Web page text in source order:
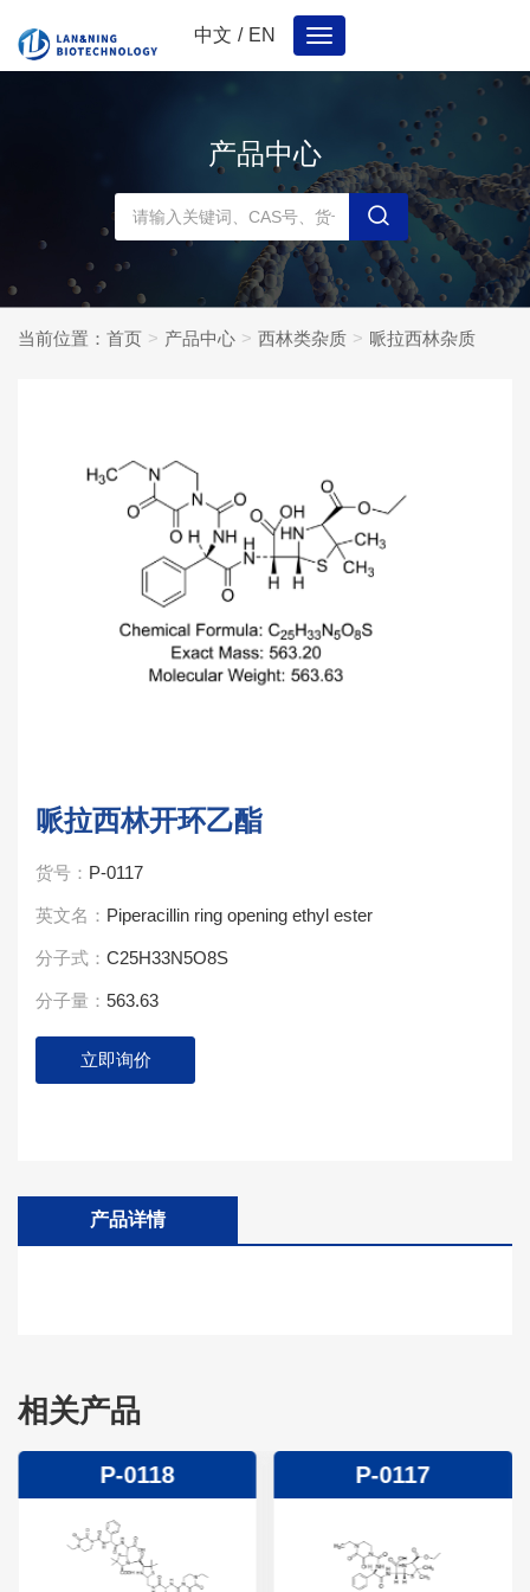
中文 / EN
Toggle
navigation
产品中心
当前位置： 首页 产品中心 西林类杂质 哌拉西林杂质
哌拉西林开环乙酯
货号： P-0117
英文名： Piperacillin ring opening ethyl ester
分子式： C25H33N5O8S
分子量： 563.63
立即询价
产品详情
相关产品
P-0118 P-0117